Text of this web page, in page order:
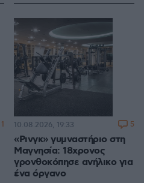
1
«Ρινγκ» γυμναστήριο στη
Μαγνησία: 18χρονος
γρονθοκόπησε ανήλικο για
ένα όργανο
10.08.2026, 19:33 5